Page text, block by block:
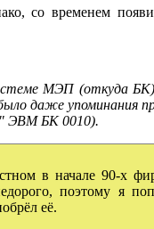
со временем
МЭП (откуда
даже упоминания
ЭВМ БК 0010).
в начале 90-х
поэтому я
её.